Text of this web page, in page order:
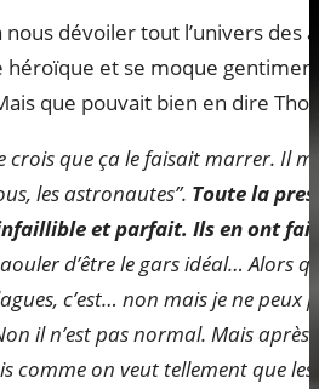
nous dévoiler tout l’univers des
et se moque
que pouvait bien en dire
crois que ça le faisait marrer. Il
les astronautes”. Toute la
et parfait. Ils en ont
d’être le gars idéal… Alors
c’est… non mais je ne peux
il n’est pas normal. Mais
comme on veut tellement que